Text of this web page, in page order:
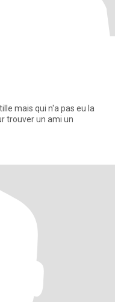
mais qui n'a pas eu la
trouver un ami un